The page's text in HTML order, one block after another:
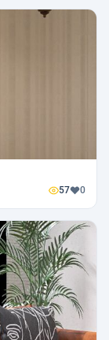
57 0